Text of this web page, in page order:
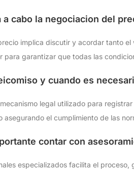
a cabo la negociacion del
implica discutir y acordar tanto
para garantizar que todas las
y cuando es
legal utilizado para
asegurando el cumplimiento de las
contar con
especializados facilita el